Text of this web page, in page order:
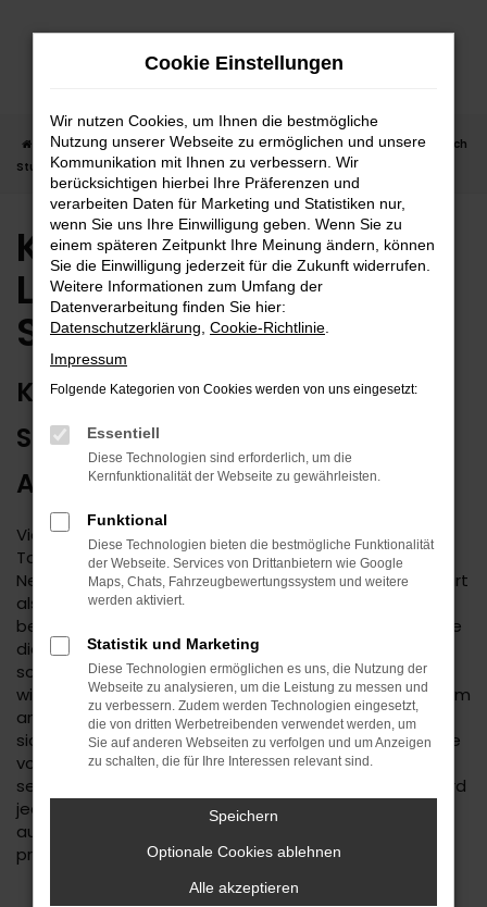
Zum
Startseite Stuttgart Kia
Kia Tageszulassung | Lieferservice nach
Stuttgart
Kia Tageszulassung |
Lieferservice nach
Stuttgart
KIA TAGESZULASSUNG IN
STUTTGART? WIR HABEN DIE
ARGUMENTE
Vielleicht haben Sie schon einmal von einer Kia
Tageszulassung gehört. Diese Methode, einen
Neuwagen günstiger anzubieten, ist sowohl in Stuttgart
als auch an anderen Orten wohlbekannt und hat sich
bewährt. Man nehme einen Neuwagen und konfiguriere
diesen komplett mitsamt Lackierung, Motorisierung
sowie einer ganzen Reihe an Extras. Dieses Fahrzeug
wird sodann für exakt einen Tag in Stuttgart oder einem
anderen Ort zugelassen, meist auf den Händler. Dass
sich hierdurch nichts am Fahrzeug ändert und nach wie
vor ein Kilometerstand von „0“ zu Buche schlägt, ist
selbstverständlich. Seitens der Automobilhersteller wird
jedoch von einem Fahrzeug aus zweiter Hand
ausgegangen und es fallen die sonst sehr strengen
preislichen Vorgaben weg.
Cookie Einstellungen
Wir nutzen Cookies, um Ihnen die bestmögliche
Nutzung unserer Webseite zu ermöglichen und unsere
Kommunikation mit Ihnen zu verbessern. Wir
berücksichtigen hierbei Ihre Präferenzen und
verarbeiten Daten für Marketing und Statistiken nur,
wenn Sie uns Ihre Einwilligung geben. Wenn Sie zu
einem späteren Zeitpunkt Ihre Meinung ändern, können
Sie die Einwilligung jederzeit für die Zukunft widerrufen.
Weitere Informationen zum Umfang der
Datenverarbeitung finden Sie hier:
Datenschutzerklärung Cookie-Richtlinie
Impressum
Folgende Kategorien von Cookies werden von uns eingesetzt:
Essentiell
Diese Technologien sind erforderlich, um die
Kernfunktionalität der Webseite zu gewährleisten.
Funktional
Diese Technologien bieten die bestmögliche Funktionalität
der Webseite. Services von Drittanbietern wie Google
Maps, Chats, Fahrzeugbewertungssystem und weitere
werden aktiviert.
Statistik und Marketing
Diese Technologien ermöglichen es uns, die Nutzung der
Webseite zu analysieren, um die Leistung zu messen und
zu verbessern. Zudem werden Technologien eingesetzt,
die von dritten Werbetreibenden verwendet werden, um
Sie auf anderen Webseiten zu verfolgen und um Anzeigen
zu schalten, die für Ihre Interessen relevant sind.
Speichern
Optionale Cookies ablehnen
Alle akzeptieren